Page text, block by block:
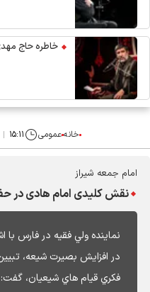
خاطره حاج مهدی
خانهعمومی ۱۵:۱۱
امام جمعه شیراز
نقش کلیدی امام هادی در
نماينده ولي فقيه در فارس با
در افزايش بصيرت شيعه،
فكري قيام هاي شيعيان،